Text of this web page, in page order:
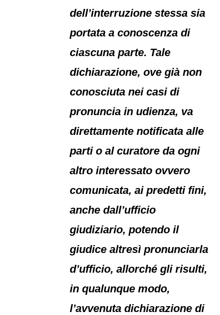
dell’interruzione stessa sia
portata a conoscenza di
ciascuna parte. Tale
dichiarazione, ove già non
conosciuta nei casi di
pronuncia in udienza, va
direttamente notificata alle
parti o al curatore da ogni
altro interessato ovvero
comunicata, ai predetti fini,
anche dall’ufficio
giudiziario, potendo il
giudice altresì pronunciarla
d’ufficio, allorché gli risulti,
in qualunque modo,
l’avvenuta dichiarazione di